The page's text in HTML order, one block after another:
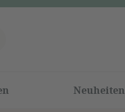
Neuheiten